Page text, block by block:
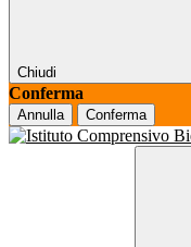
Chiudi
Conferma
Annulla Conferma